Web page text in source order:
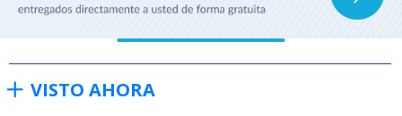
VISTO AHORA